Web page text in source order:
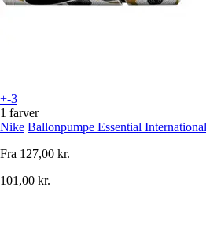
+-3
1 farver
Nike Ballonpumpe Essential International
Fra 127,00 kr.
101,00 kr.